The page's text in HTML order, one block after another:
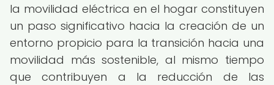
la movilidad eléctrica en el hogar constituyen
un paso significativo hacia la creación de un
entorno propicio para la transición hacia una
movilidad más sostenible, al mismo tiempo
que contribuyen a la reducción de las